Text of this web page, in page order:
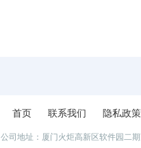
首页 联系我们 隐私政策
公司地址：厦门火炬高新区软件园二